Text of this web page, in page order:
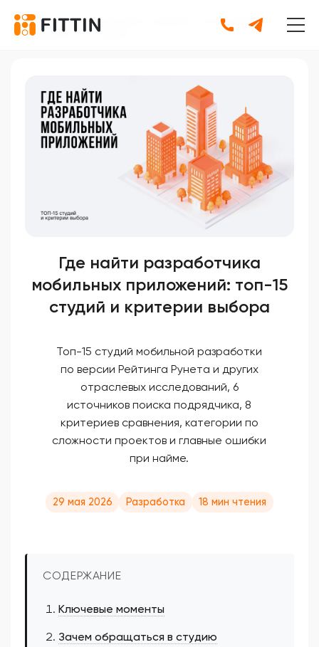
Главная • Блог •
Где найти разработчика мобильных
приложений: топ студий
Где найти разработчика
мобильных приложений: топ-15
студий и критерии выбора
Топ-15 студий мобильной разработки
по версии Рейтинга Рунета и других
отраслевых исследований, 6
источников поиска подрядчика, 8
критериев сравнения, категории по
сложности проектов и главные ошибки
при найме.
29 мая 2026 Разработка 18 мин чтения
СОДЕРЖАНИЕ
Ключевые моменты
Зачем обращаться в студию